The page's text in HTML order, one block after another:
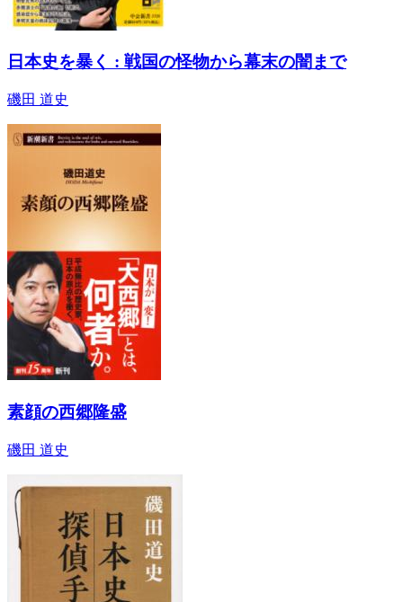
日本史を暴く : 戦国の怪物から幕末の闇まで
磯田 道史
素顔の西郷隆盛
磯田 道史